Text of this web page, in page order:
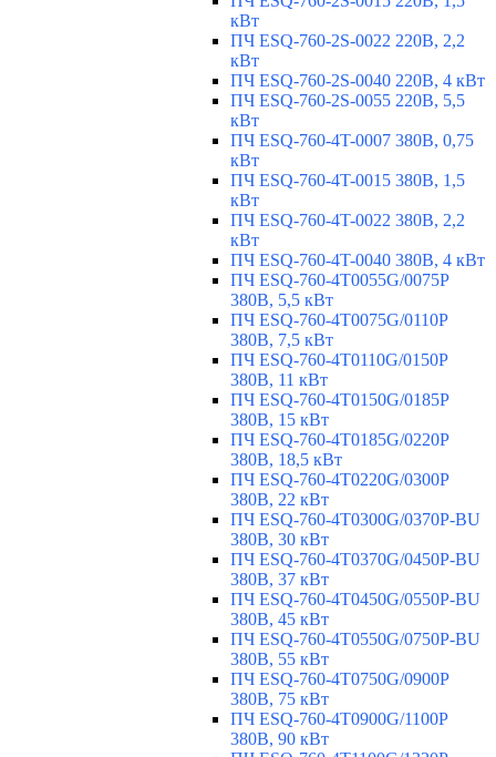
кВт
ПЧ ESQ-760-2S-0022 220В, 2,2
кВт
ПЧ ESQ-760-2S-0040 220В, 4 кВт
ПЧ ESQ-760-2S-0055 220В, 5,5
кВт
ПЧ ESQ-760-4T-0007 380В, 0,75
кВт
ПЧ ESQ-760-4T-0015 380В, 1,5
кВт
ПЧ ESQ-760-4T-0022 380В, 2,2
кВт
ПЧ ESQ-760-4T-0040 380В, 4 кВт
ПЧ ESQ-760-4T0055G/0075P
380В, 5,5 кВт
ПЧ ESQ-760-4T0075G/0110P
380В, 7,5 кВт
ПЧ ESQ-760-4T0110G/0150P
380В, 11 кВт
ПЧ ESQ-760-4T0150G/0185P
380В, 15 кВт
ПЧ ESQ-760-4T0185G/0220P
380В, 18,5 кВт
ПЧ ESQ-760-4T0220G/0300P
380В, 22 кВт
ПЧ ESQ-760-4T0300G/0370P-BU
380В, 30 кВт
ПЧ ESQ-760-4T0370G/0450P-BU
380В, 37 кВт
ПЧ ESQ-760-4T0450G/0550P-BU
380В, 45 кВт
ПЧ ESQ-760-4T0550G/0750P-BU
380В, 55 кВт
ПЧ ESQ-760-4T0750G/0900P
380В, 75 кВт
ПЧ ESQ-760-4T0900G/1100P
380В, 90 кВт